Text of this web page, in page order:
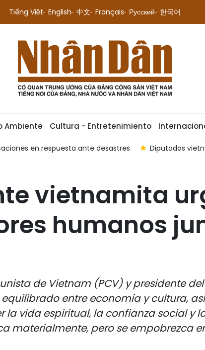
Tiếng Việt English 中文 Français Русский 한국어
Ambiente Cultura - Entretenimiento
reducir responsabilidad de gestión Asamblea
vietnamita
humanos
de Vietnam (PCV) y presidente
entre economía y cultura,
la vida espiritual, la confianza social y
materialmente, pero se empobrezca